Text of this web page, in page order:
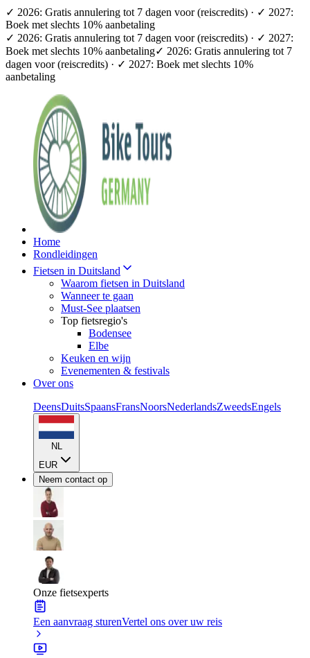
✓ 2026: Gratis annulering tot 7 dagen voor (reiscredits) · ✓ 2027:
Boek met slechts 10% aanbetaling
✓ 2026: Gratis annulering tot 7 dagen voor (reiscredits) · ✓ 2027:
Boek met slechts 10% aanbetaling✓ 2026: Gratis annulering tot 7
dagen voor (reiscredits) · ✓ 2027: Boek met slechts 10%
aanbetaling
Home
Rondleidingen
Fietsen in Duitsland
Waarom fietsen in Duitsland
Wanneer te gaan
Must-See plaatsen
Top fietsregio's
Bodensee
Elbe
Keuken en wijn
Evenementen & festivals
Over ons
DeensDuitsSpaansFransNoorsNederlandsZweedsEngels
NL
EUR
Neem contact op
Onze fietsexperts
Een aanvraag sturenVertel ons over uw reis